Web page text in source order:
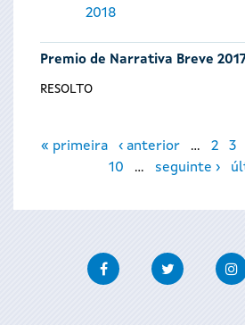
2018
Premio de Narrativa Breve
RESOLTO
Páxinas
« primeira ‹ anterior … 2 3
10
… seguinte ›
FacebookTwitter